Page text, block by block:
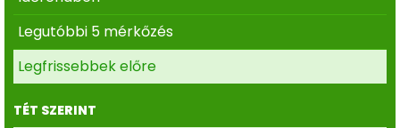
Legutóbbi 5 mérkőzés
Legfrissebbek előre
TÉT SZERINT